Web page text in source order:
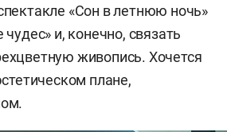
«Сон в летнюю ночь»
чудес» и, конечно, связать
живопись. Хочется
плане,